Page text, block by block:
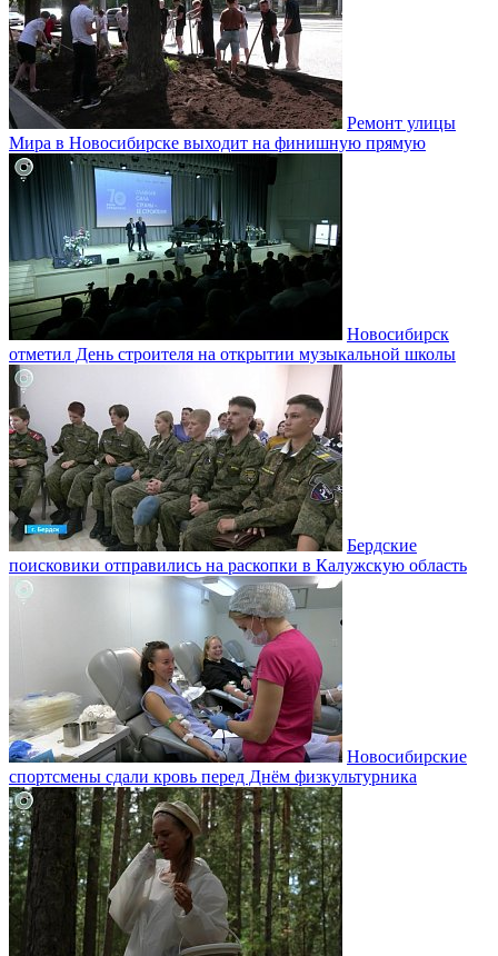
Ремонт улицы
Мира в Новосибирске выходит на финишную прямую
Новосибирск
отметил День строителя на открытии музыкальной школы
Бердские
поисковики отправились на раскопки в Калужскую область
Новосибирские
спортсмены сдали кровь перед Днём физкультурника